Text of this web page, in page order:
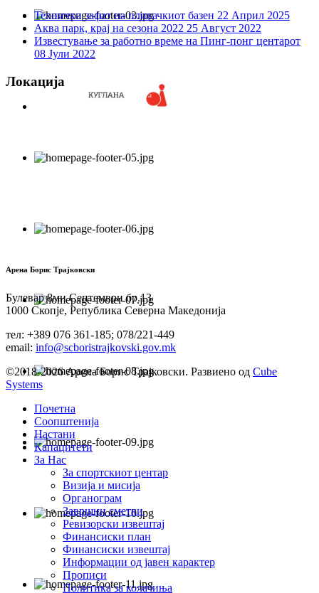
Технички зафат на пливачкиот базен 22 Април 2025
Аква парк, крај на сезона 2022 25 Август 2022
Известување за работно време на Пинг-понг центарот
08 Јули 2022
Локација
Арена Борис Трајковски
Булевар 8ми Септември бр.13
1000 Скопје, Република Северна Македонија
тел: +389 076 361-185; 078/221-449
email: info@scboristrajkovski.gov.mk
©2018-2026 Арена Борис Трајковски. Развиено од Cube
Systems
Почетна
Соопштенија
Настани
Капацитети
За Нас
За спортскиот центар
Визија и мисија
Органограм
Завршни сметки
Ревизорски извештај
Финансиски план
Финансиски извештај
Информации од јавен карактер
Прописи
Политика за колачиња